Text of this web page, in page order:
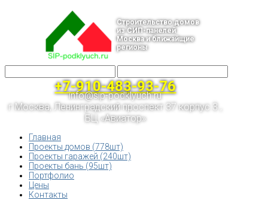
Строительство домов
из СИП-панелей
Москва и ближайщие
регионы
+7-910-483-93-76
info@sip-podklyuch.ru
г.Москва, Ленинградский проспект 37 корпус 3 ,
БЦ «Авиатор»
Главная
Проекты домов (778шт)
Проекты гаражей (240шт)
Проекты бань (95шт)
Портфолио
Цены
Контакты